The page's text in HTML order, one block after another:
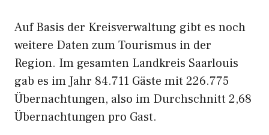
Auf Basis der Kreisverwaltung gibt es noch
weitere Daten zum Tourismus in der
Region. Im gesamten Landkreis Saarlouis
gab es im Jahr 84.711 Gäste mit 226.775
Übernachtungen, also im Durchschnitt 2,68
Übernachtungen pro Gast.